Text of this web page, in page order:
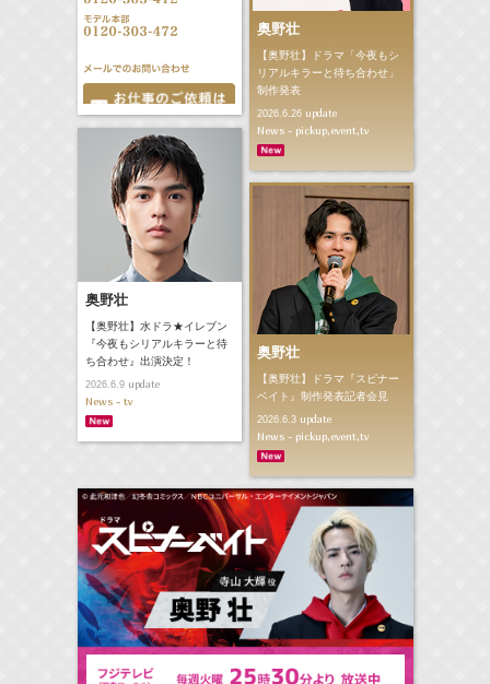
奥野壮
【奥野壮】ドラマ「今夜もシ
リアルキラーと待ち合わせ」
制作発表
2026.6.26update
News - pickup,event,tv
奥野壮
【奥野壮】水ドラ★イレブン
『今夜もシリアルキラーと待
ち合わせ』出演決定！
2026.6.9update
News - tv
奥野壮
【奥野壮】ドラマ『スピナー
ベイト』制作発表記者会見
2026.6.3update
News - pickup,event,tv